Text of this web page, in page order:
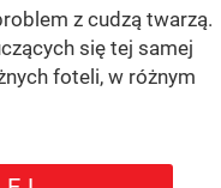
z cudzą twarzą.
się tej samej
foteli, w różnym